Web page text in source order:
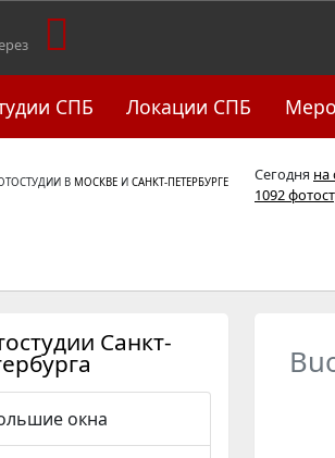
СПБ Локации СПБ
В МОСКВЕ И САНКТ-ПЕТЕРБУРГЕ Сегодня на
1092
Санкт-
окна